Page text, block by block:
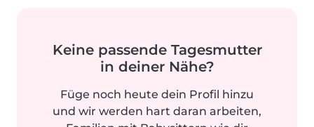
Keine passende Tagesmutter
in deiner Nähe?
Füge noch heute dein Profil hinzu
und wir werden hart daran arbeiten,